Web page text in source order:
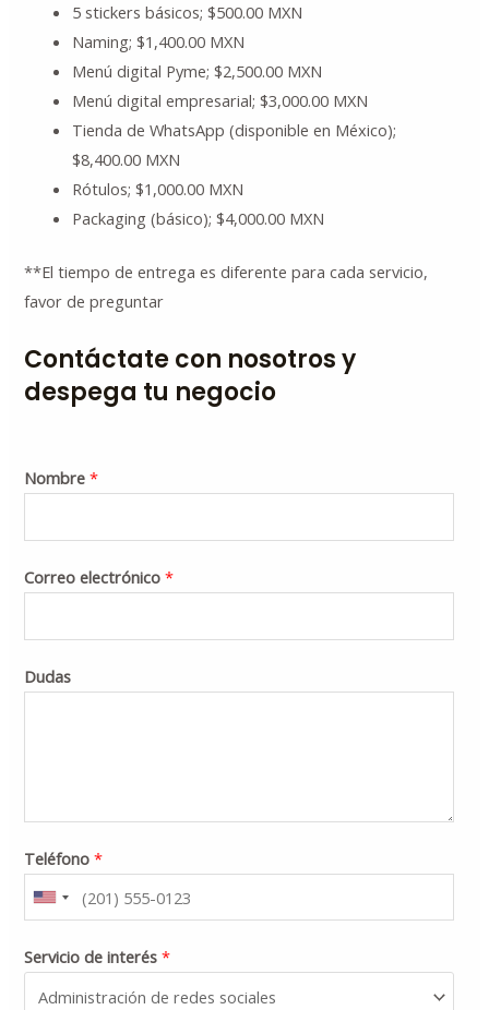
5 stickers básicos; $500.00 MXN
Naming; $1,400.00 MXN
Menú digital Pyme; $2,500.00 MXN
Menú digital empresarial; $3,000.00 MXN
Tienda de WhatsApp (disponible en México);
$8,400.00 MXN
Rótulos; $1,000.00 MXN
Packaging (básico); $4,000.00 MXN
**El tiempo de entrega es diferente para cada servicio,
favor de preguntar
Contáctate con nosotros y
despega tu negocio
Nombre*
Correo electrónico*
Dudas
Teléfono*
Servicio de interés*